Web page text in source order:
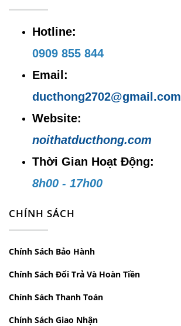
Email:
Website:
Hotline:
0909 855 844
Email:
ducthong2702@gmail.com
Website:
noithatducthong.com
Thời Gian Hoạt Động:
8h00 - 17h00
CHÍNH SÁCH
Chính Sách Bảo Hành
Chính Sách Đổi Trả Và Hoàn Tiền
Chính Sách Thanh Toán
Chính Sách Giao Nhận